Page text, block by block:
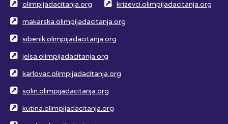
olimpijadacitanja.org krizevci.olimpijadacitanja.org
makarska.olimpijadacitanja.org
sibenik.olimpijadacitanja.org
jelsa.olimpijadacitanja.org
karlovac.olimpijadacitanja.org
solin.olimpijadacitanja.org
kutina.olimpijadacitanja.org